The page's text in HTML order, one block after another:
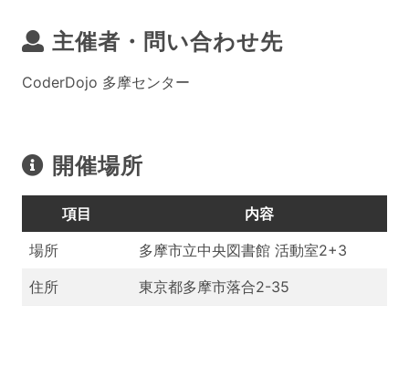
主催者・問い合わせ先
CoderDojo 多摩センター
開催場所
項目
内容
場所
多摩市立中央図書館 活動室2+3
住所
東京都多摩市落合2-35